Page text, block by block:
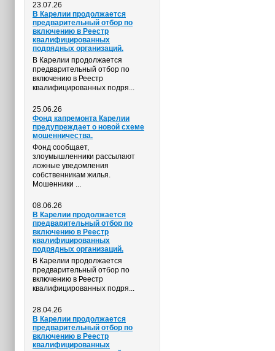
23.07.26
В Карелии продолжается
предварительный отбор по
включению в Реестр
квалифицированных
подрядных организаций.
В Карелии продолжается
предварительный отбор по
включению в Реестр
квалифицированных подря...
25.06.26
Фонд капремонта Карелии
предупреждает о новой схеме
мошенничества.
Фонд сообщает,
злоумышленники рассылают
ложные уведомления
собственникам жилья.
Мошенники ...
08.06.26
В Карелии продолжается
предварительный отбор по
включению в Реестр
квалифицированных
подрядных организаций.
В Карелии продолжается
предварительный отбор по
включению в Реестр
квалифицированных подря...
28.04.26
В Карелии продолжается
предварительный отбор по
включению в Реестр
квалифицированных